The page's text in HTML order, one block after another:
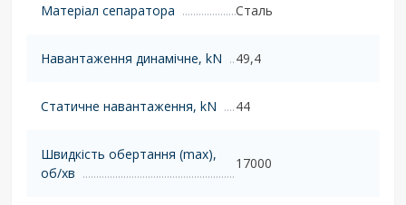
Матеріал сепаратора Сталь
Навантаження динамічне, kN 49,4
Статичне навантаження, kN 44
Швидкість обертання (max),
об/хв
17000